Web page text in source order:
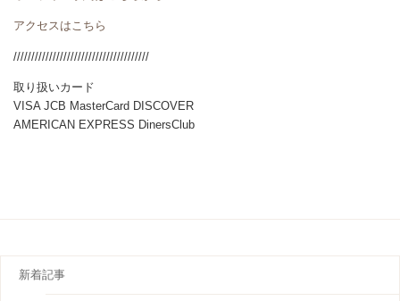
アクセスはこちら
//////////////////////////////////////
取り扱いカード
VISA JCB MasterCard DISCOVER
AMERICAN EXPRESS DinersClub
新着記事